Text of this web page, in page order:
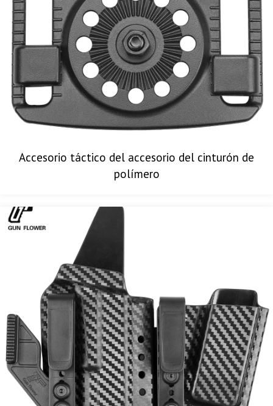
Accesorio táctico del accesorio del cinturón de
polímero